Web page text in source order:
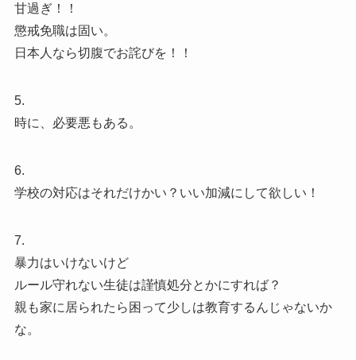
甘過ぎ！！
懲戒免職は固い。
日本人なら切腹でお詫びを！！
5.
時に、必要悪もある。
6.
学校の対応はそれだけかい？いい加減にして欲しい！
7.
暴力はいけないけど
ルール守れない生徒は謹慎処分とかにすれば？
親も家に居られたら困って少しは教育するんじゃないか
な。